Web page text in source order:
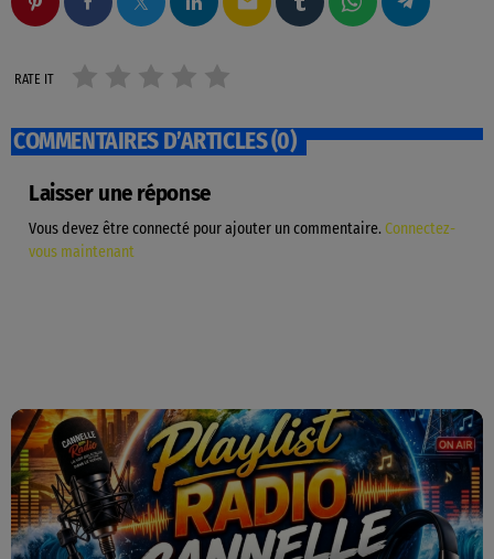
RATE IT
COMMENTAIRES D’ARTICLES (0)
Laisser une réponse
Vous devez être connecté pour ajouter un commentaire. Connectez-
vous maintenant